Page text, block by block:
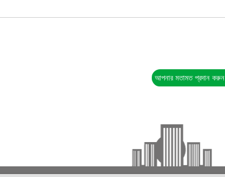
আপনার মতামত প্রদান করুন